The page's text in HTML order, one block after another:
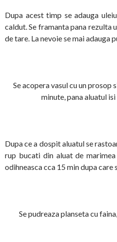
Dupa acest timp se adauga
caldut. Se framanta pana rezulta
de tare. La nevoie se mai adauga
Se acopera vasul cu un prosop
minute, pana aluatul
Dupa ce a dospit aluatul se
rup bucati din aluat de
odihneasca cca 15 min dupa care
Se pudreaza planseta cu